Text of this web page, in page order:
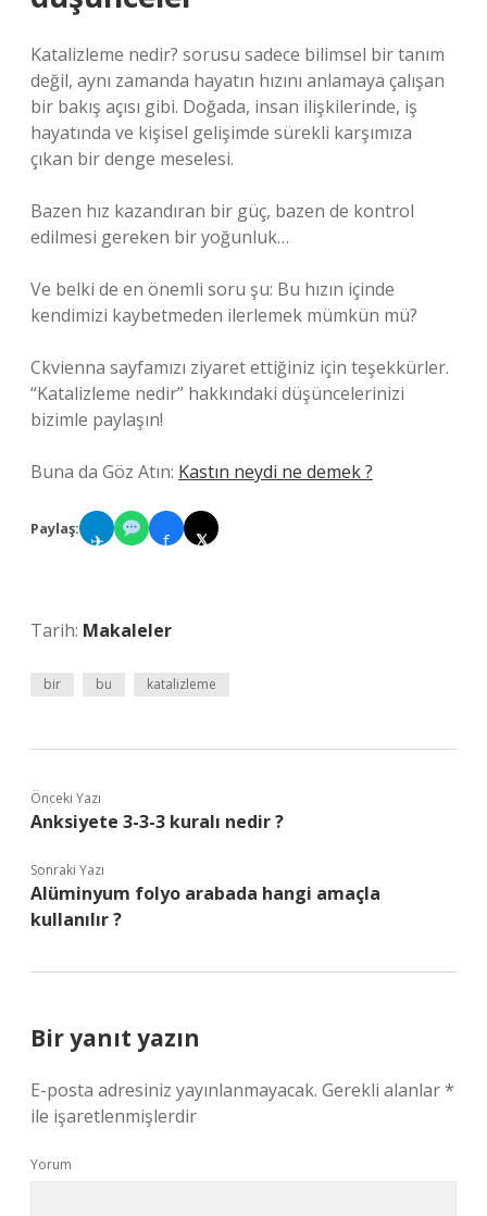
Katalizleme nedir? sorusu sadece bilimsel bir tanım
değil, aynı zamanda hayatın hızını anlamaya çalışan
bir bakış açısı gibi. Doğada, insan ilişkilerinde, iş
hayatında ve kişisel gelişimde sürekli karşımıza
çıkan bir denge meselesi.
Bazen hız kazandıran bir güç, bazen de kontrol
edilmesi gereken bir yoğunluk…
Ve belki de en önemli soru şu: Bu hızın içinde
kendimizi kaybetmeden ilerlemek mümkün mü?
Ckvienna sayfamızı ziyaret ettiğiniz için teşekkürler.
“Katalizleme nedir” hakkındaki düşüncelerinizi
bizimle paylaşın!
Buna da Göz Atın: Kastın neydi ne demek ?
Paylaş:
✈ f 𝕏
Tarih: Makaleler
bir bu katalizleme
Önceki Yazı
Anksiyete 3-3-3 kuralı nedir ?
Sonraki Yazı
Alüminyum folyo arabada hangi amaçla
kullanılır ?
Bir yanıt yazın
E-posta adresiniz yayınlanmayacak. Gerekli alanlar*
ile işaretlenmişlerdir
Yorum